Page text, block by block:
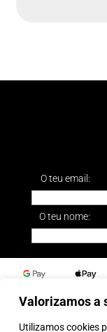
Valorizamos a
Utilizamos cookies
O teu email:
O teu nome: